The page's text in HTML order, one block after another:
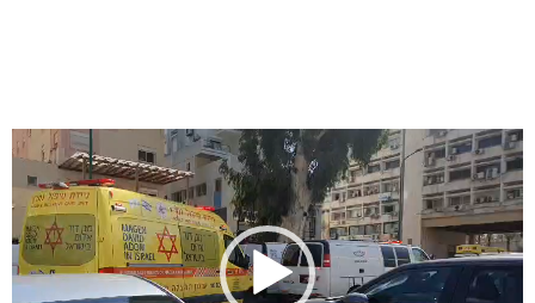
مشغل
الفيديو